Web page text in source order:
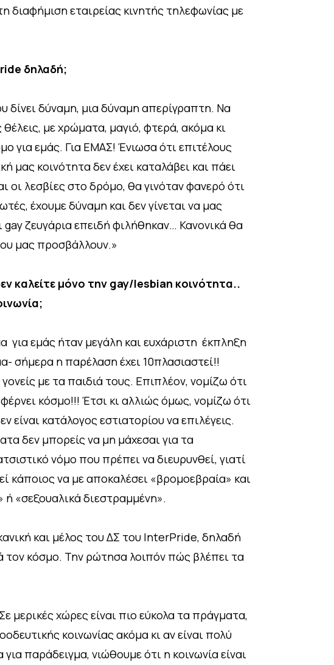
εταιρείας κινητής τηλεφωνίας με
δηλαδή;
δίνει δύναμη, μια δύναμη απερίγραπτη. Να
με χρώματα, μαγιό, φτερά, ακόμα κι
για εμάς. Για ΕΜΑΣ! Ένιωσα ότι επιτέλους
μας κοινότητα δεν έχει καταλάβει και πάει
οι λεσβίες στο δρόμο, θα γινόταν φανερό ότι
έχουμε δύναμη και δεν γίνεται να μας
ζευγάρια επειδή φιλήθηκαν… Κανονικά θα
μας προσβάλλουν.»
καλείτε μόνο την gay/lesbian κοινότητα..
εμάς ήταν μεγάλη και ευχάριστη έκπληξη
σήμερα η παρέλαση έχει 10πλασιαστεί!!
με τα παιδιά τους. Επιπλέον, νομίζω ότι
κόσμο!!! Έτσι κι αλλιώς όμως, νομίζω ότι
κατάλογος εστιατορίου να επιλέγεις.
δεν μπορείς να μη μάχεσαι για τα
νόμο που πρέπει να διευρυνθεί, γιατί
κάποιος να με αποκαλέσει «βρομοεβραία» και
ή «σεξουαλικά διεστραμμένη».
και μέλος του ΔΣ του InterPride, δηλαδή
τον κόσμο. Την ρώτησα λοιπόν πώς βλέπει τα
μερικές χώρες είναι πιο εύκολα τα πράγματα,
κοινωνίας ακόμα κι αν είναι πολύ
παράδειγμα, νιώθουμε ότι η κοινωνία είναι